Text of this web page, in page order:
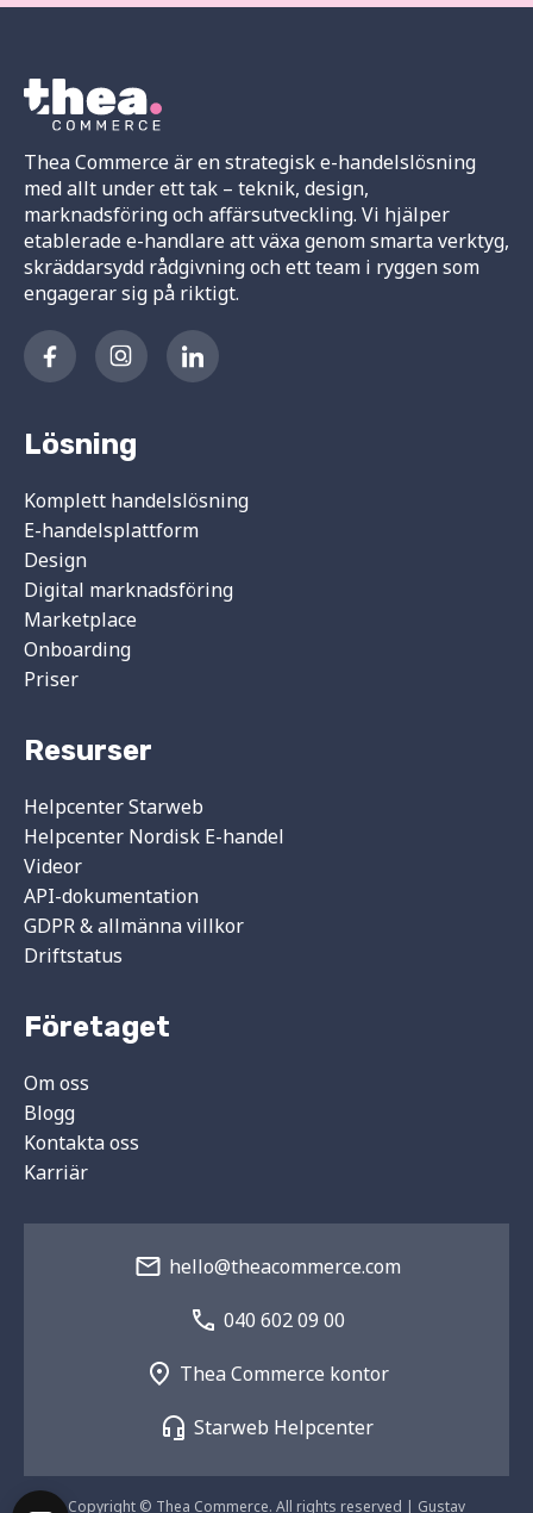
Thea Commerce är en strategisk e-handelslösning
med allt under ett tak – teknik, design,
marknadsföring och affärsutveckling. Vi hjälper
etablerade e-handlare att växa genom smarta verktyg,
skräddarsydd rådgivning och ett team i ryggen som
engagerar sig på riktigt.
Lösning
Komplett handelslösning
E-handelsplattform
Design
Digital marknadsföring
Marketplace
Onboarding
Priser
Resurser
Helpcenter Starweb
Helpcenter Nordisk E-handel
Videor
API-dokumentation
GDPR & allmänna villkor
Driftstatus
Företaget
Om oss
Blogg
Kontakta oss
Karriär
hello@theacommerce.com
040 602 09 00
Thea Commerce kontor
Starweb Helpcenter
Copyright © Thea Commerce. All rights reserved | Gustav